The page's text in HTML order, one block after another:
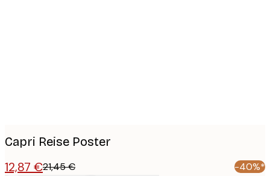
Capri Reise Poster
12,87 €21,45 € -40%*